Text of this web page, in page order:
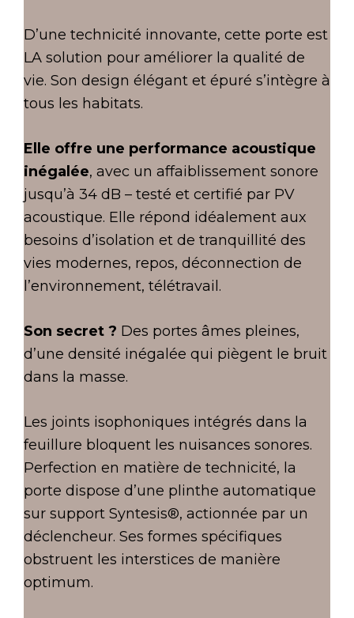
D’une technicité innovante, cette porte est
LA solution pour améliorer la qualité de
vie. Son design élégant et épuré s’intègre à
tous les habitats.
Elle offre une performance acoustique
inégalée, avec un affaiblissement sonore
jusqu’à 34 dB – testé et certifié par PV
acoustique. Elle répond idéalement aux
besoins d’isolation et de tranquillité des
vies modernes, repos, déconnection de
l’environnement, télétravail.
Son secret ? Des portes âmes pleines,
d’une densité inégalée qui piègent le bruit
dans la masse.
Les joints isophoniques intégrés dans la
feuillure bloquent les nuisances sonores.
Perfection en matière de technicité, la
porte dispose d’une plinthe automatique
sur support Syntesis®, actionnée par un
déclencheur. Ses formes spécifiques
obstruent les interstices de manière
optimum.